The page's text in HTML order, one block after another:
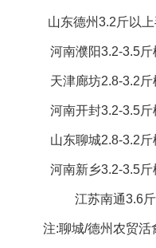
山东德州3.2斤以
河南濮阳3.2-3.5
天津廊坊2.8-3.2
河南开封3.2-3.5
山东聊城2.8-3.2
河南新乡3.2-3.5
江苏南通3.6
注:聊城/德州农贸活